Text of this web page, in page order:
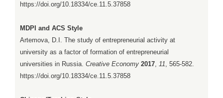
https://doi.org/10.18334/ce.11.5.37858
MDPI and ACS Style
Artemova, D.I. The study of entrepreneurial activity at
university as a factor of formation of entrepreneurial
universities in Russia. Creative Economy 2017, 11, 565-582.
https://doi.org/10.18334/ce.11.5.37858